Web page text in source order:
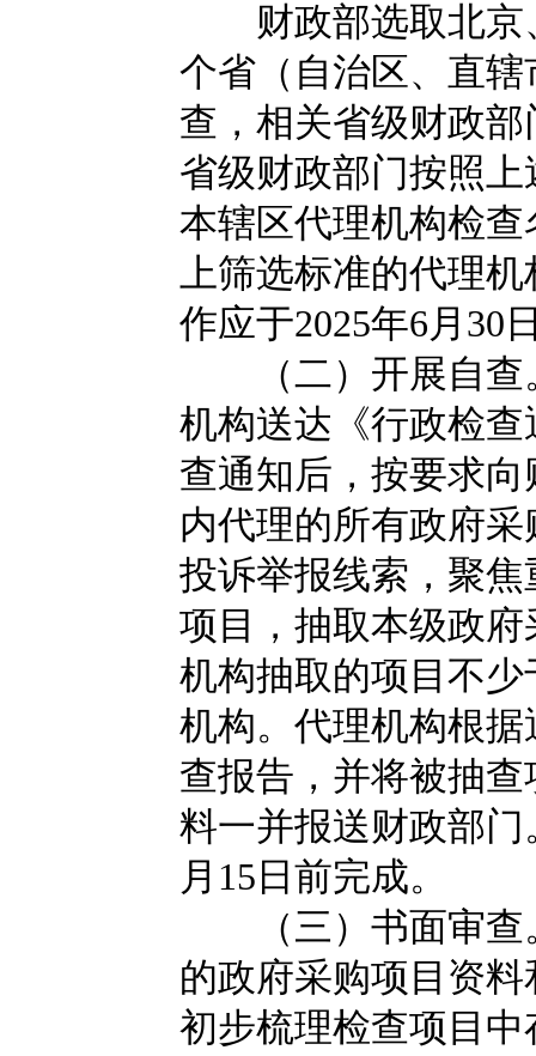
财政部选取北京
个省（自治区、直
查，相关省级财政
省级财政部门按照
本辖区代理机构检
上筛选标准的代理
作应于2025年6月30
（二）开展自查
机构送达《行政检
查通知后，按要求
内代理的所有政府
投诉举报线索，聚
项目，抽取本级政
机构抽取的项目不
机构。代理机构根
查报告，并将被抽
料一并报送财政部门
月15日前完成。
（三）书面审查
的政府采购项目资
初步梳理检查项目中